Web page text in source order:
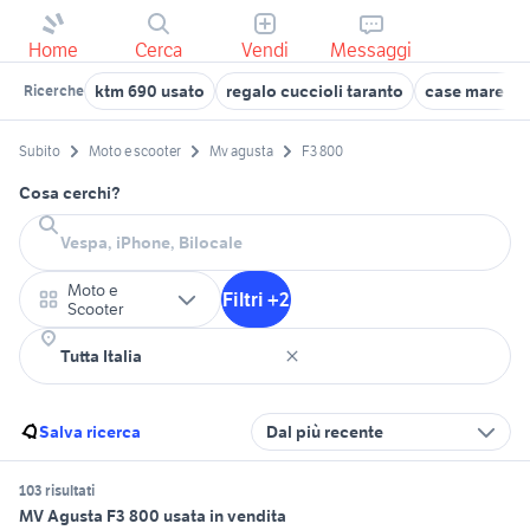
Home Cerca Vendi Messaggi
Ricerche ktm 690 usato regalo cuccioli taranto case mare
Subito Moto e scooter Mv agusta F3 800
Cosa cerchi?
Moto e
Scooter
Filtri +2
Salva ricerca Dal più recente
103 risultati
MV Agusta F3 800 usata in vendita